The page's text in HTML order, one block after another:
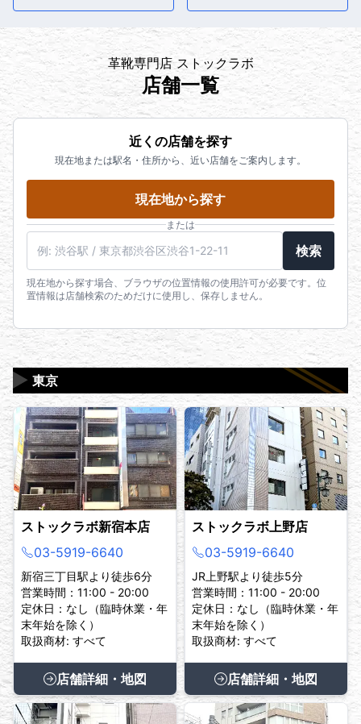
革靴専門店 ストックラボ
店舗一覧
近くの店舗を探す
現在地または駅名・住所から、近い店舗をご案内します。
現在地から探す
または
検索
現在地から探す場合、ブラウザの位置情報の使用許可が必要です。位
置情報は店舗検索のためだけに使用し、保存しません。
東京
▶
ストックラボ新宿本店
03-5919-6640
新宿三丁目駅より徒歩6分
営業時間：11:00 - 20:00
定休日：なし（臨時休業・年
末年始を除く）
取扱商材: すべて
店舗詳細・地図
ストックラボ上野店
03-5919-6640
JR上野駅より徒歩5分
営業時間：11:00 - 20:00
定休日：なし（臨時休業・年
末年始を除く）
取扱商材: すべて
店舗詳細・地図